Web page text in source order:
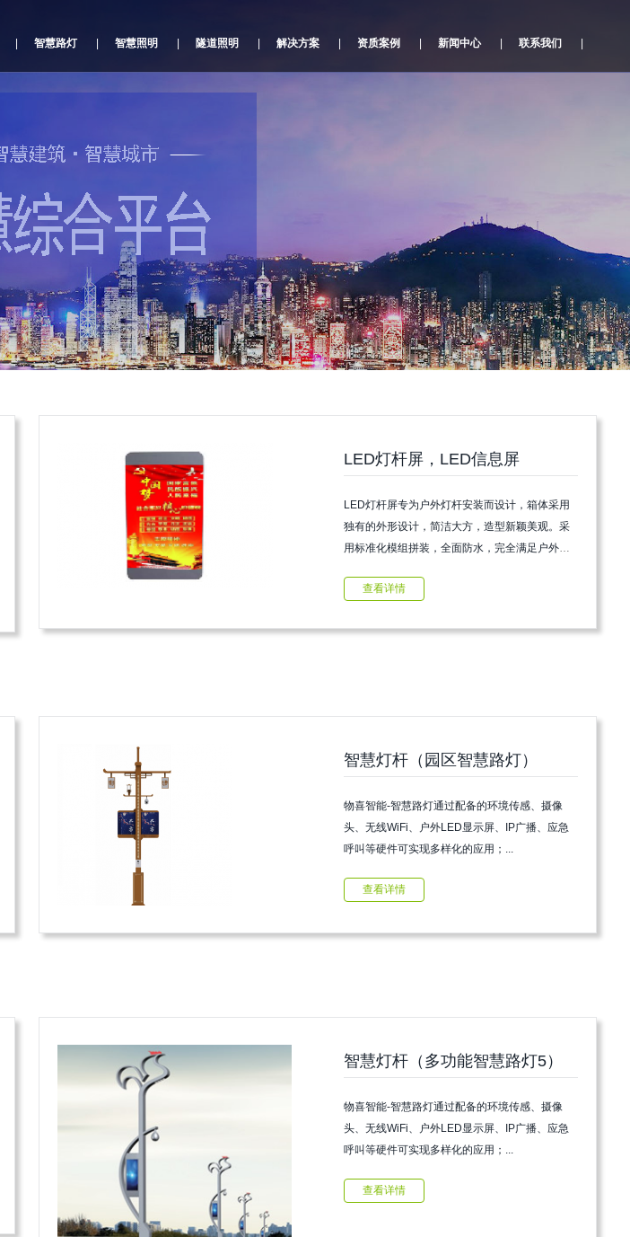
智慧路灯 智慧照明 隧道照明 解决方案 资质案例 新闻中心 联系我们
LED灯杆屏，LED信息屏
LED灯杆屏专为户外灯杆安装而设计，箱体采用
独有的外形设计，简洁大方，造型新颖美观。采
用标准化模组拼装，全面防水，完全满足户外环
查看详情
智慧灯杆（园区智慧路灯）
物喜智能-智慧路灯通过配备的环境传感、摄像
头、无线WiFi、户外LED显示屏、IP广播、应急
呼叫等硬件可实现多样化的应用；...
查看详情
智慧灯杆（多功能智慧路灯5）
物喜智能-智慧路灯通过配备的环境传感、摄像
头、无线WiFi、户外LED显示屏、IP广播、应急
呼叫等硬件可实现多样化的应用；...
查看详情